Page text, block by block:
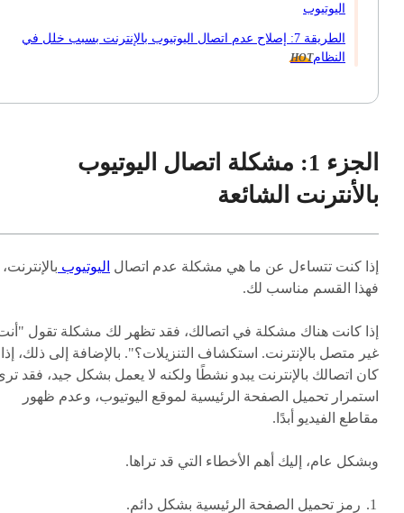
اليوتيوب
الطريقة 7: إصلاح عدم اتصال اليوتيوب بالإنترنت بسبب خلل في
النظامHOT
الجزء 1: مشكلة اتصال اليوتيوب
بالأنترنت الشائعة
إذا كنت تتساءل عن ما هي مشكلة عدم اتصال اليوتيوب بالإنترنت،
فهذا القسم مناسب لك.
إذا كانت هناك مشكلة في اتصالك، فقد تظهر لك مشكلة تقول
غير متصل بالإنترنت. استكشاف التنزيلات؟". بالإضافة إلى ذلك، إذا
كان اتصالك بالإنترنت يبدو نشطًا ولكنه لا يعمل بشكل جيد، فقد
استمرار تحميل الصفحة الرئيسية لموقع اليوتيوب، وعدم ظهور
مقاطع الفيديو أبدًا.
وبشكل عام، إليك أهم الأخطاء التي قد تراها.
رمز تحميل الصفحة الرئيسية بشكل دائم.